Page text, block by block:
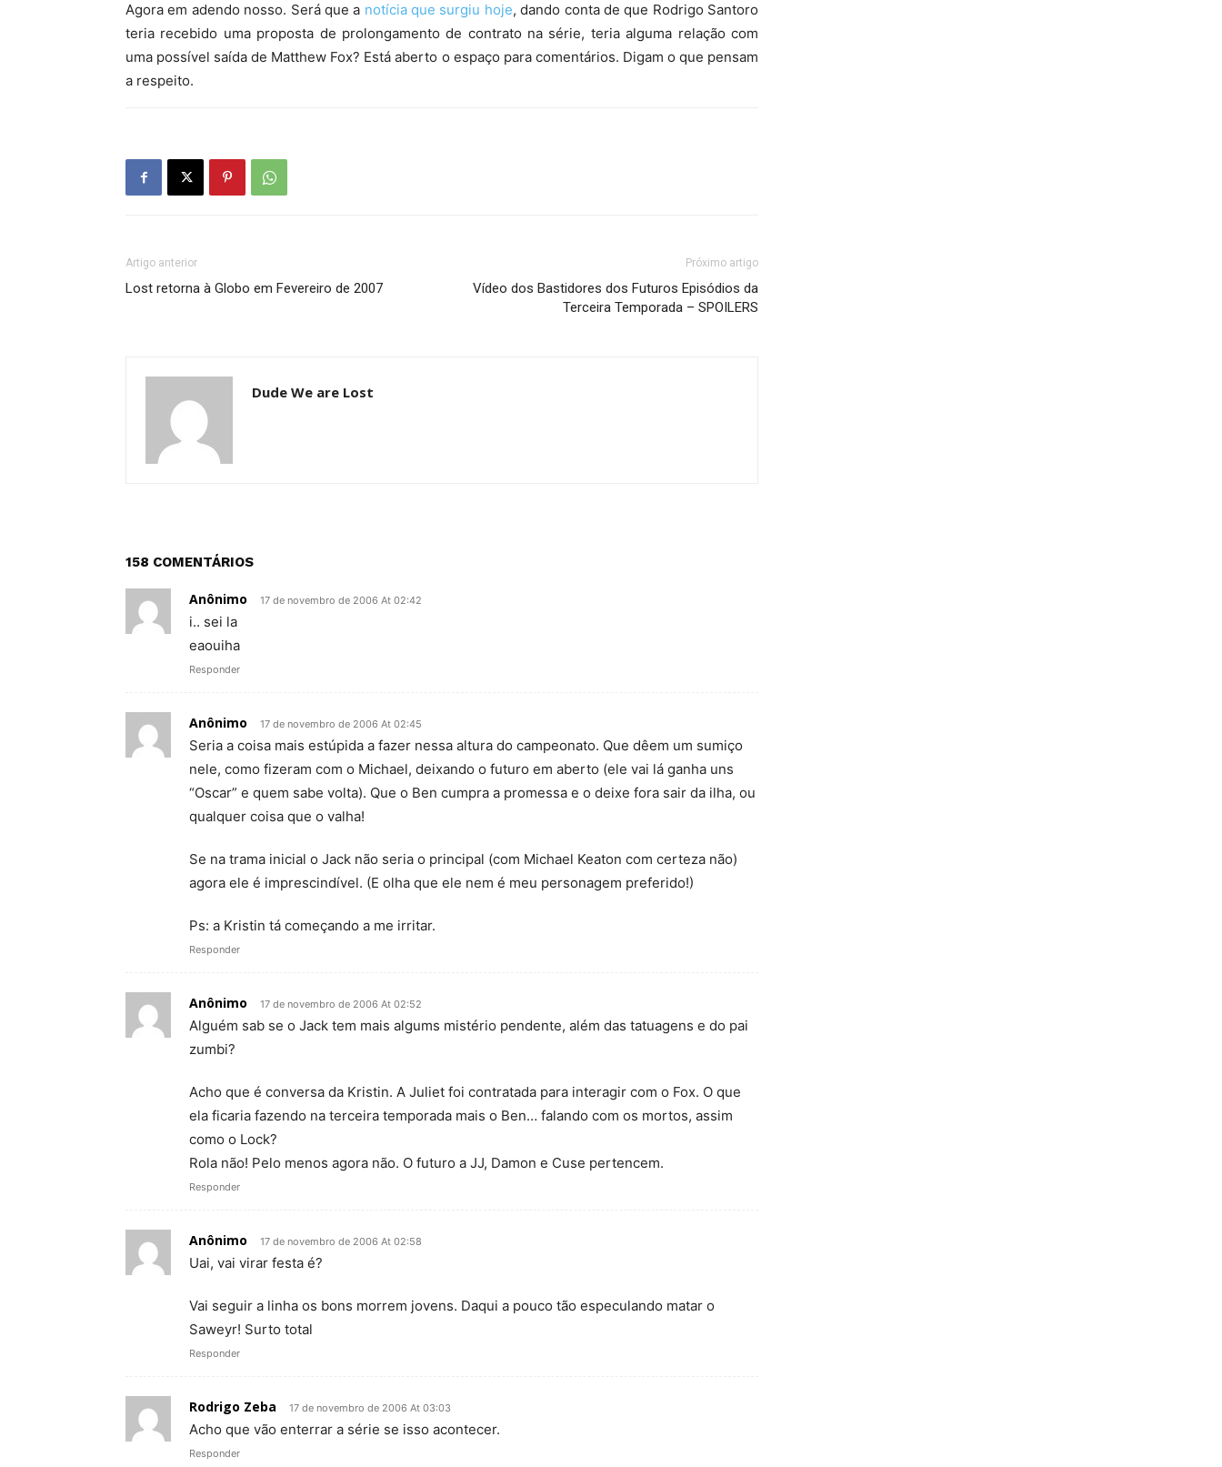
Agora em adendo nosso. Será que a notícia que surgiu hoje, dando conta de que Rodrigo Santoro
teria recebido uma proposta de prolongamento de contrato na série, teria alguma relação com
uma possível saída de Matthew Fox? Está aberto o espaço para comentários. Digam o que pensam
a respeito.
Artigo anterior
Lost retorna à Globo em Fevereiro de 2007
Próximo artigo
Vídeo dos Bastidores dos Futuros Episódios da
Terceira Temporada – SPOILERS
Dude We are Lost
158 COMENTÁRIOS
Anônimo 17 de novembro de 2006 At 02:42
i.. sei la
eaouiha
Responder
Anônimo 17 de novembro de 2006 At 02:45
Seria a coisa mais estúpida a fazer nessa altura do campeonato. Que dêem um sumiço
nele, como fizeram com o Michael, deixando o futuro em aberto (ele vai lá ganha uns
“Oscar” e quem sabe volta). Que o Ben cumpra a promessa e o deixe fora sair da ilha, ou
qualquer coisa que o valha!
Se na trama inicial o Jack não seria o principal (com Michael Keaton com certeza não)
agora ele é imprescindível. (E olha que ele nem é meu personagem preferido!)
Ps: a Kristin tá começando a me irritar.
Responder
Anônimo 17 de novembro de 2006 At 02:52
Alguém sab se o Jack tem mais algums mistério pendente, além das tatuagens e do pai
zumbi?
Acho que é conversa da Kristin. A Juliet foi contratada para interagir com o Fox. O que
ela ficaria fazendo na terceira temporada mais o Ben… falando com os mortos, assim
como o Lock?
Rola não! Pelo menos agora não. O futuro a JJ, Damon e Cuse pertencem.
Responder
Anônimo 17 de novembro de 2006 At 02:58
Uai, vai virar festa é?
Vai seguir a linha os bons morrem jovens. Daqui a pouco tão especulando matar o
Saweyr! Surto total
Responder
Rodrigo Zeba 17 de novembro de 2006 At 03:03
Acho que vão enterrar a série se isso acontecer.
Responder